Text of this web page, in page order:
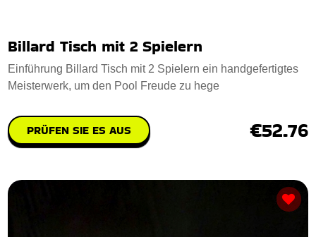
Billard Tisch mit 2 Spielern
Einführung Billard Tisch mit 2 Spielern ein handgefertigtes
Meisterwerk, um den Pool Freude zu hege
PRÜFEN SIE ES AUS €52.76